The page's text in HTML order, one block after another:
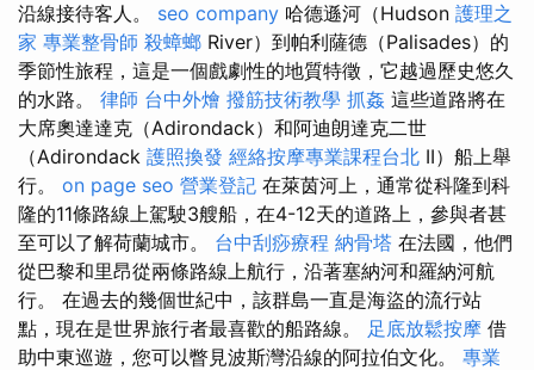
沿線接待客人。 seo company 哈德遜河（Hudson 護理之
家 專業整骨師 殺蟑螂 River）到帕利薩德（Palisades）的
季節性旅程，這是一個戲劇性的地質特徵，它越過歷史悠久
的水路。 律師 台中外燴 撥筋技術教學 抓姦 這些道路將在
大席奧達達克（Adirondack）和阿迪朗達克二世
（Adirondack 護照換發 經絡按摩專業課程台北 II）船上舉
行。 on page seo 營業登記 在萊茵河上，通常從科隆到科
隆的11條路線上駕駛3艘船，在4-12天的道路上，參與者甚
至可以了解荷蘭城市。 台中刮痧療程 納骨塔 在法國，他們
從巴黎和里昂從兩條路線上航行，沿著塞納河和羅納河航
行。 在過去的幾個世紀中，該群島一直是海盜的流行站
點，現在是世界旅行者最喜歡的船路線。 足底放鬆按摩 借
助中東巡遊，您可以瞥見波斯灣沿線的阿拉伯文化。 專業